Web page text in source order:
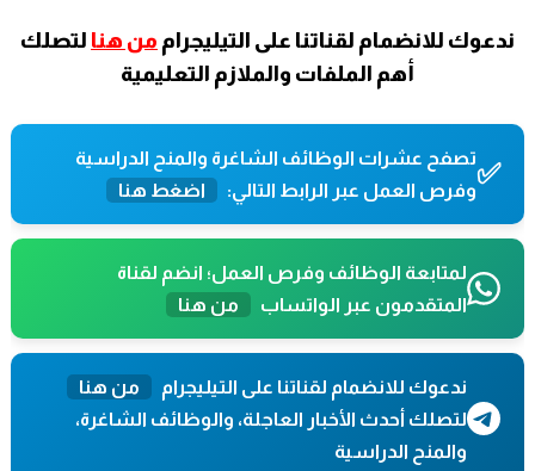
ندعوك للانضمام لقناتنا على التيليجرام من هنا لتصلك
أهم الملفات والملازم التعليمية
✅تصفح عشرات الوظائف الشاغرة والمنح الدراسية
وفرص العمل عبر الرابط التالي:
اضغط هنا
لمتابعة الوظائف وفرص العمل؛ انضم لقناة
المتقدمون عبر الواتساب
من هنا
ندعوك للانضمام لقناتنا على التيليجرام
من هنا
لتصلك أحدث الأخبار العاجلة، والوظائف الشاغرة،
والمنح الدراسية